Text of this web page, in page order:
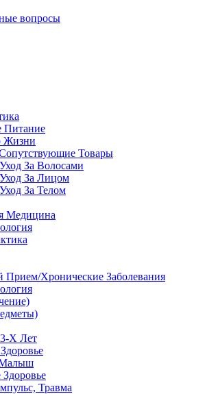
вопросы
Питание
Жизни
Товары
За Волосами
За Лицом
За Телом
Медицина
Прием/Хронические Заболевания
Х Лет
Травма